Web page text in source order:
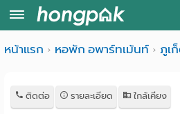
สมัคร
หน้า
ค้นหา
หน้าแรก หอพัก อพาร์ทเม้นท์ ภูเ
ติดต่อ รายละเอียด ใกล้เคียง